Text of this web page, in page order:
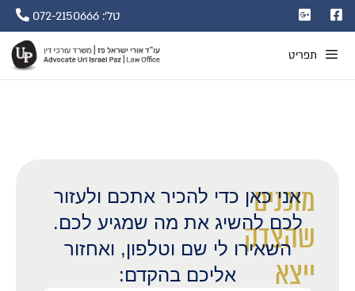
טל': 072-2150666
תפריט
מוכנים
שהצדק
ייצא
אני כאן כדי להכיר אתכם ולעזור
לכם להשיג את מה שמגיע לכם.
השאירו לי שם וטלפון, ואחזור
אליכם בהקדם: